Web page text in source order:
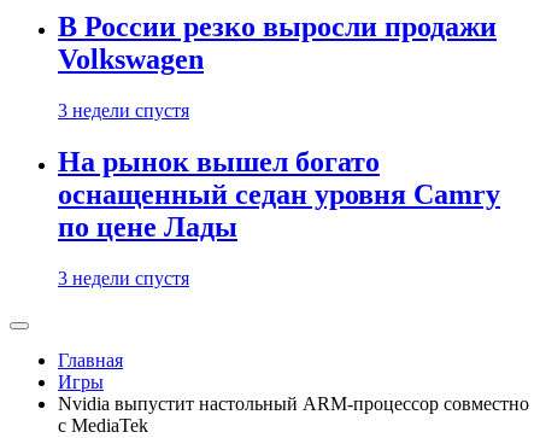
В России резко выросли продажи
Volkswagen
3 недели спустя
На рынок вышел богато
оснащенный седан уровня Camry
по цене Лады
3 недели спустя
Главная
Игры
Nvidia выпустит настольный ARM-процессор совместно
с MediaTek